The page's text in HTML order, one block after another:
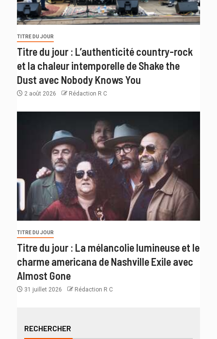
TITRE DU JOUR
Titre du jour : L’authenticité country-rock
et la chaleur intemporelle de Shake the
Dust avec Nobody Knows You
2 août 2026 Rédaction R C
TITRE DU JOUR
Titre du jour : La mélancolie lumineuse et le
charme americana de Nashville Exile avec
Almost Gone
31 juillet 2026 Rédaction R C
RECHERCHER